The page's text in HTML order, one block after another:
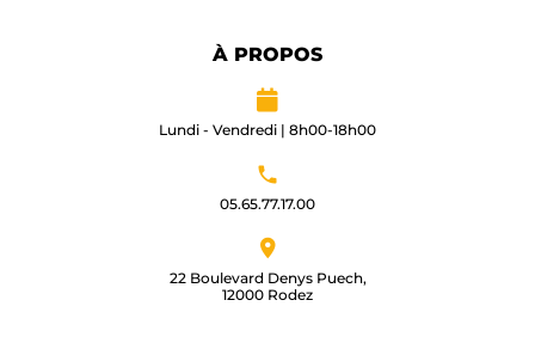
À PROPOS
Lundi - Vendredi | 8h00-18h00
05.65.77.17.00​
22 Boulevard Denys Puech,
12000 Rodez​